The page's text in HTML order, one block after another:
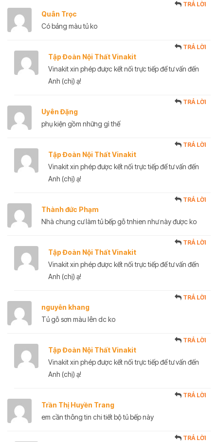
Quân Trọc
TRẢ LỜI
Có bảng màu tủ ko
Tập Đoàn Nội Thất Vinakit
TRẢ LỜI
Vinakit xin phép được kết nối trực tiếp để tư vấn đến
Anh (chị) ạ!
Uyên Đặng
TRẢ LỜI
phụ kiện gồm những gì thế
Tập Đoàn Nội Thất Vinakit
TRẢ LỜI
Vinakit xin phép được kết nối trực tiếp để tư vấn đến
Anh (chị) ạ!
Thành đức Phạm
TRẢ LỜI
Nhà chung cư làm tủ bếp gỗ tnhien như này được ko
Tập Đoàn Nội Thất Vinakit
TRẢ LỜI
Vinakit xin phép được kết nối trực tiếp để tư vấn đến
Anh (chị) ạ!
nguyễn khang
TRẢ LỜI
Tủ gỗ sơn màu lên dc ko
Tập Đoàn Nội Thất Vinakit
TRẢ LỜI
Vinakit xin phép được kết nối trực tiếp để tư vấn đến
Anh (chị) ạ!
Trần Thị Huyền Trang
TRẢ LỜI
em cần thông tin chi tiết bộ tủ bếp này
TRẢ LỜI